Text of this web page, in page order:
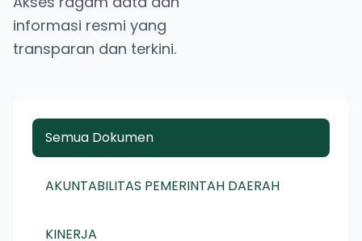
informasi resmi yang
transparan dan terkini.
Semua Dokumen
AKUNTABILITAS PEMERINTAH DAERAH
KINERJA